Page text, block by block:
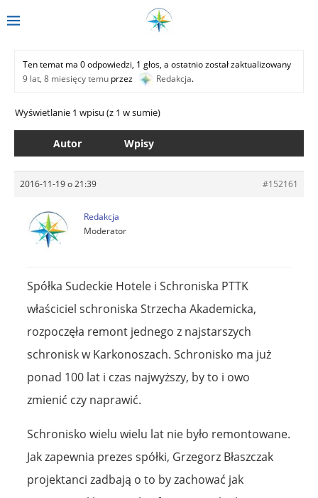
Ten temat ma 0 odpowiedzi, 1 głos, a ostatnio został zaktualizowany
9 lat, 8 miesięcy temu przez Redakcja.
Wyświetlanie 1 wpisu (z 1 w sumie)
Autor Wpisy
2016-11-19 o 21:39 #152161
Redakcja
Moderator
Spółka Sudeckie Hotele i Schroniska PTTK
właściciel schroniska Strzecha Akademicka,
rozpoczęła remont jednego z najstarszych
schronisk w Karkonoszach. Schronisko ma już
ponad 100 lat i czas najwyższy, by to i owo
zmienić czy naprawić.
Schronisko wielu wielu lat nie było remontowane.
Jak zapewnia prezes spółki, Grzegorz Błaszczak
projektanci zadbają o to by zachować jak